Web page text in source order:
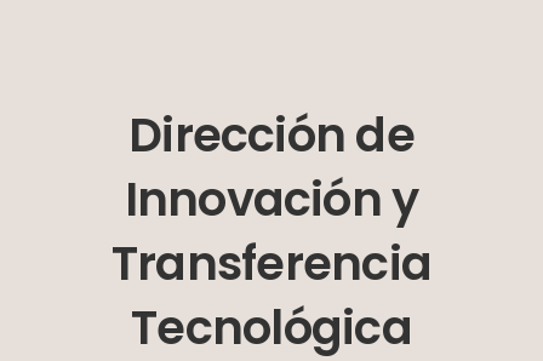
Dirección de
Innovación y
Transferencia
Tecnológica